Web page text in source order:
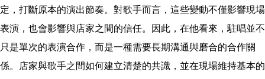
定，打斷原本的演出節奏。對歌手而言，這些變動不僅影響現場
表演，也會影響與店家之間的信任。因此，在他看來，駐唱並不
只是單次的表演合作，而是一種需要長期溝通與磨合的合作關
係。店家與歌手之間如何建立清楚的共識，並在現場維持基本的